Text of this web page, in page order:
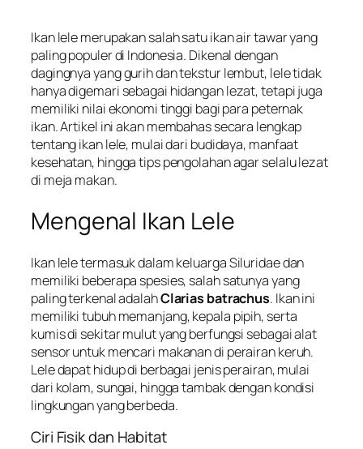
Ikan lele merupakan salah satu ikan air tawar yang
paling populer di Indonesia. Dikenal dengan
dagingnya yang gurih dan tekstur lembut, lele tidak
hanya digemari sebagai hidangan lezat, tetapi juga
memiliki nilai ekonomi tinggi bagi para peternak
ikan. Artikel ini akan membahas secara lengkap
tentang ikan lele, mulai dari budidaya, manfaat
kesehatan, hingga tips pengolahan agar selalu lezat
di meja makan.
Mengenal Ikan Lele
Ikan lele termasuk dalam keluargaSiluridaedan
memiliki beberapa spesies, salah satunya yang
paling terkenal adalahClarias batrachus. Ikan ini
memiliki tubuh memanjang, kepala pipih, serta
kumis di sekitar mulut yang berfungsi sebagai alat
sensor untuk mencari makanan di perairan keruh.
Lele dapat hidup di berbagai jenis perairan, mulai
dari kolam, sungai, hingga tambak dengan kondisi
lingkungan yang berbeda.
Ciri Fisik dan Habitat